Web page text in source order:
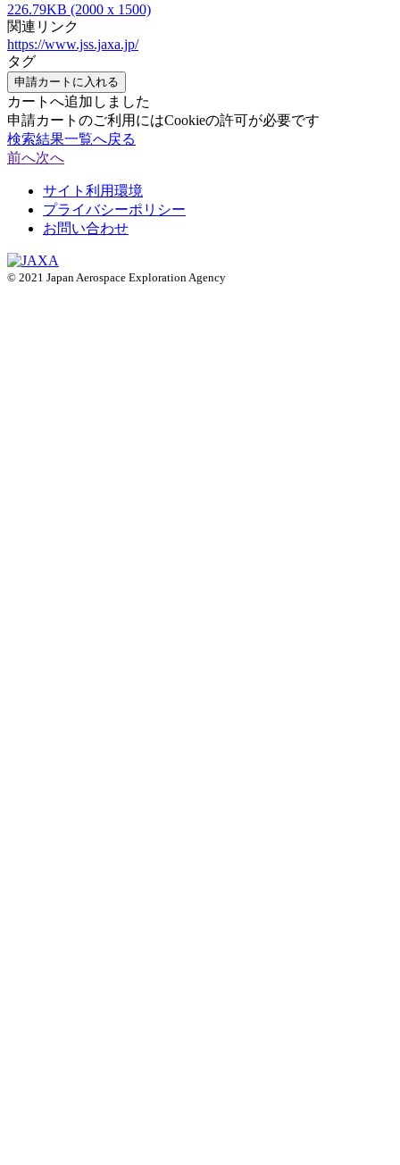
226.79KB (2000 x 1500)
関連リンク
https://www.jss.jaxa.jp/
タグ
申請カートに入れる
カートへ追加しました
申請カートのご利用にはCookieの許可が必要です
検索結果一覧へ戻る
前へ次へ
サイト利用環境
プライバシーポリシー
お問い合わせ
© 2021 Japan Aerospace Exploration Agency